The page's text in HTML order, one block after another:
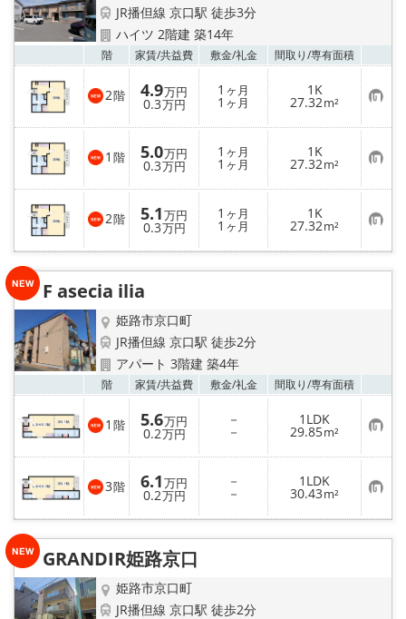
JR播但線 京口駅 徒歩3分
ハイツ 2階建 築14年
階 家賃/共益費 敷金/礼金 間取り/専有面積
2階 4.9万円
0.3万円
1 ヶ月
1 ヶ月
1K
27.32m² お
気
に
入
り
登
録
1 階 5.0万円
0.3万円
1 ヶ月
1 ヶ月
1K
27.32m² お
気
に
入
り
登
録
2階 5.1万円
0.3万円
1 ヶ月
1 ヶ月
1K
27.32m² お
気
に
り
F asecia ilia
姫路市京口町
JR播但線 京口駅 徒歩2分
アパート 3階建 築4年
階 家賃/共益費 敷金/礼金 間取り/専有面積
1 階 5.6万円
0.2万円
－
－
1LDK
29.85m² お
気
に
入
り
登
録
3階 6.1万円
0.2万円
－
－
1LDK
30.43m² お
気
に
り
GRANDIR姫路京口
姫路市京口町
JR播但線 京口駅 徒歩2分